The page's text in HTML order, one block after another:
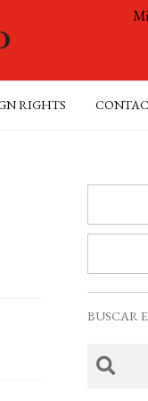
RIGHTS
BUSCAR